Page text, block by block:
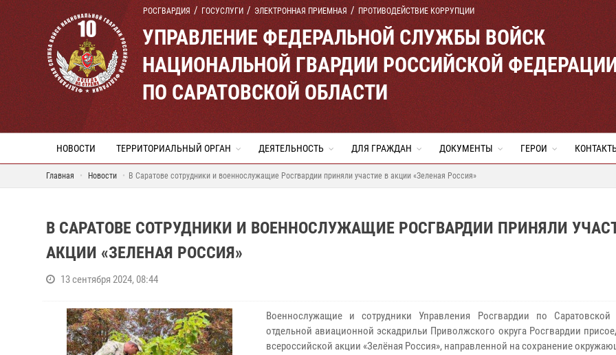
РОСГВАРДИЯ ГОСУСЛУГИ ЭЛЕКТРОННАЯ ПРИЕМНАЯ ПРОТИВОДЕЙСТВИЕ КОРРУПЦИИ
УПРАВЛЕНИЕ ФЕДЕРАЛЬНОЙ СЛУЖБЫ ВОЙСК
НАЦИОНАЛЬНОЙ ГВАРДИИ РОССИЙСКОЙ
ПО САРАТОВСКОЙ ОБЛАСТИ
НОВОСТИ ТЕРРИТОРИАЛЬНЫЙ ОРГАН ДЕЯТЕЛЬНОСТЬ ДЛЯ ГРАЖДАН ДОКУМЕНТЫ ГЕРОИ
Главная Новости В Саратове сотрудники и военнослужащие Росгвардии приняли участие в акции «Зеленая Россия»
В САРАТОВЕ СОТРУДНИКИ И ВОЕННОСЛУЖАЩИЕ РОСГВАРДИИ ПРИНЯЛИ
АКЦИИ «ЗЕЛЕНАЯ РОССИЯ»
13 сентября 2024, 08:44
Военнослужащие и сотрудники Управления Росгвардии по
отдельной авиационной эскадрильи Приволжского округа Росгвардии
всероссийской акции «Зелёная Россия», направленной на сохранение